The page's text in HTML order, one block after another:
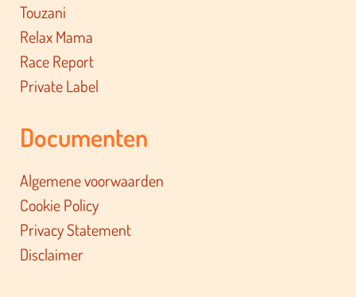
Touzani
Relax Mama
Race Report
Private Label
Documenten
Algemene voorwaarden
Cookie Policy
Privacy Statement
Disclaimer